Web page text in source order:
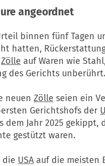
angeordnet
binnen fünf Tagen
hatten,
Zölle auf Waren wie
des Gerichts unberührt.
neuen Zölle seien ein
Gerichtshofs der
dem Jahr 2025 gekippt,
gestützt waren.
die USA auf die meisten